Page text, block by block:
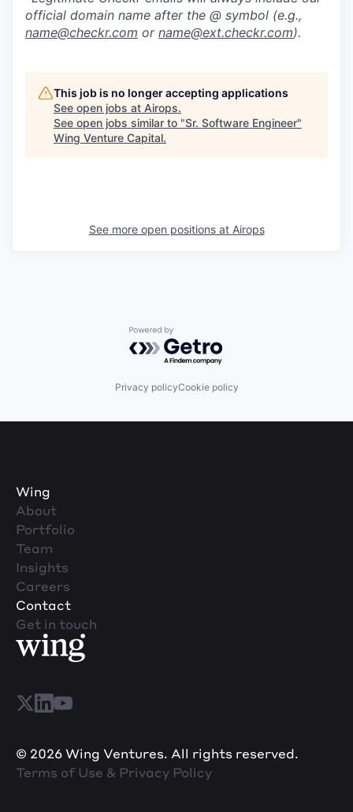
official domain name after the @ symbol (e.g.,
name@checkr.com or name@ext.checkr.com).
This job is no longer accepting applications
See open jobs at Airops.
See open jobs similar to "Sr. Software Engineer"
Wing Venture Capital.
See more open positions at Airops
Powered by Getro.com
Privacy policyCookie policy
Wing
About
Portfolio
Team
Insights
Careers
Contact
Get in touch
© 2026 Wing Ventures. All rights reserved.
Terms of Use & Privacy Policy